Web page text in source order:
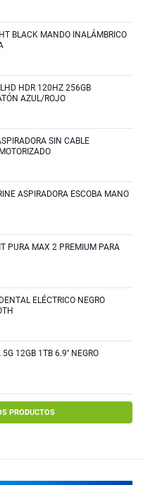
BLACK MANDO INALÁMBRICO
HDR 120HZ 256GB
AZUL/ROJO
SIN CABLE
ASPIRADORA ESCOBA MANO
PURA MAX 2 PREMIUM PARA
ELÉCTRICO NEGRO
12GB 1TB 6.9'' NEGRO
PRODUCTOS